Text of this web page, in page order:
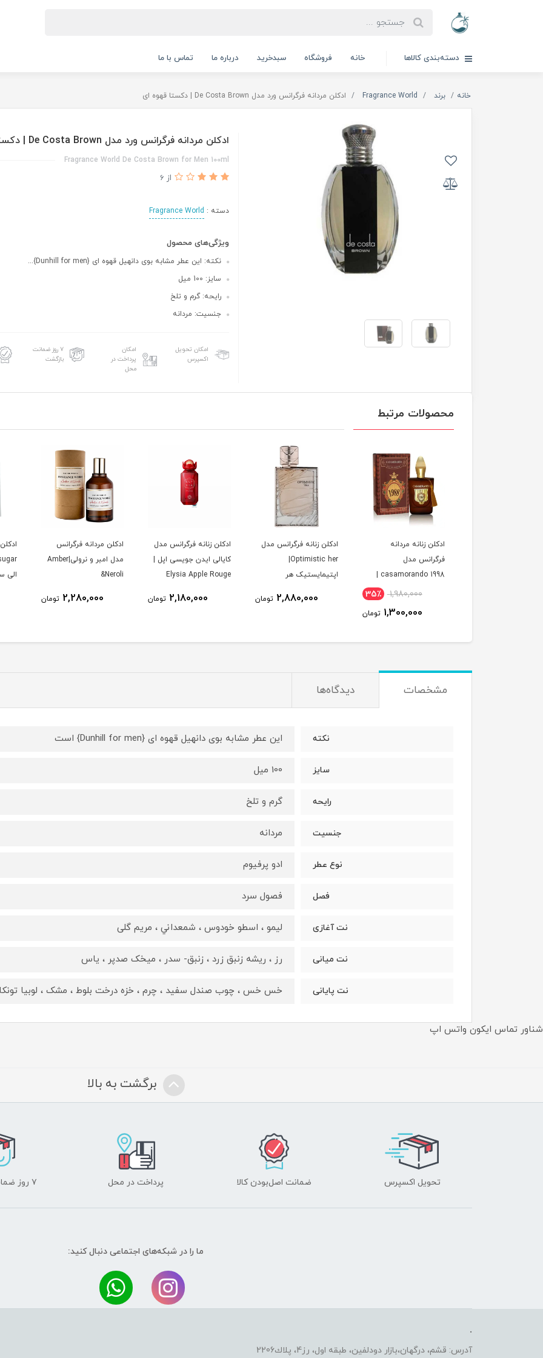
دسته‌بندی کالاها خانه فروشگاه سبدخرید درباره ما تماس با ما
خانه برند Fragrance World ادکلن مردانه فرگرانس ورد مدل De Costa Brown | دکستا قهوه ای
ادکلن مردانه فرگرانس ورد مدل De Costa Brown | دکستا قهوه ای
Fragrance World De Costa Brown for Men 100ml
از 6
دسته : Fragrance World
ویژگی‌های محصول
نکته: این عطر مشابه بوی دانهیل قهوه ای {Dunhill for men}...
سایز: 100 میل
رایحه: گرم و تلخ
جنسیت: مردانه
امکان تحویل
اکسپرس
امکان
پرداخت در
محل
۷ روز ضمانت
بازگشت
محصولات مرتبط
ادکلن زنانه مردانه
فرگرانس مدل
1,980,000 35٪
1,300,000 تومان
ادکلن زنانه فرگرانس مدل
اپتیمایستیک هر
2,880,000 تومان
ادکلن زنانه فرگرانس مدل
کایالی ایدن جویسی اپل |
Elysia Apple Rouge
2,180,000 تومان
ادكلن مردانه فرگرانس
مدل امبر و نرولى|Amber
&Neroli
2,280,000 تومان
الى
مشخصات دیدگاه‌ها
نکته این عطر مشابه بوی دانهیل قهوه ای {Dunhill for men} است
سایز 100 میل
رایحه گرم و تلخ
جنسیت مردانه
نوع عطر ادو پرفیوم
فصل فصول سرد
نت آغازی ليمو ، اسطو خودوس ، شمعداني ، مریم گلی
نت میانی رز ، ريشه زنبق زرد ، زنبق- سدر ، ميخک صدپر ، ياس
نت پایانی خس خس ، چوب صندل سفيد ، چرم ، خزه درخت بلوط ، مشک ، لوبیا تونکا
شناور تماس ایکون واتس اپ
برگشت به بالا
تحویل اکسپرس ضمانت اصل‌بودن کالا پرداخت در محل ۷ روز ضمانت بازگشت
ما را در شبکه‌های اجتماعی دنبال کنید:
.
آدرس: قشم، درگهان،بازار دودلفين، طبقه اول، رز4، پلاك2206